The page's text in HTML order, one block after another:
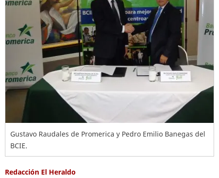
Gustavo Raudales de Promerica y Pedro Emilio Banegas del
BCIE.
Redacción El Heraldo